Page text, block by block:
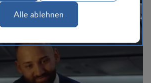
Alle ablehnen